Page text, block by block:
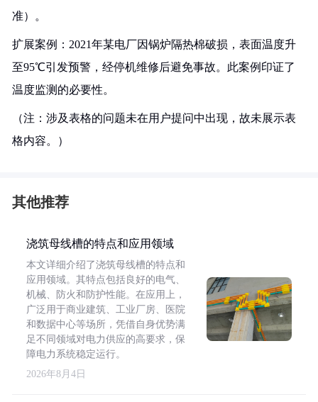
准）。
扩展案例：2021年某电厂因锅炉隔热棉破损，表面温度升
至95℃引发预警，经停机维修后避免事故。此案例印证了
温度监测的必要性。
（注：涉及表格的问题未在用户提问中出现，故未展示表
格内容。）
其他推荐
浇筑母线槽的特点和应用领域
本文详细介绍了浇筑母线槽的特点和
应用领域。其特点包括良好的电气、
机械、防火和防护性能。在应用上，
广泛用于商业建筑、工业厂房、医院
和数据中心等场所，凭借自身优势满
足不同领域对电力供应的高要求，保
障电力系统稳定运行。
2026年8月4日